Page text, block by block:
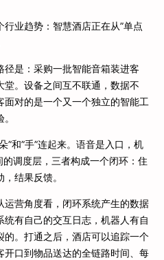
业趋势：智慧酒店正在从”单点
是：采购一批智能音箱装进客
堂。设备之间互不联通，数据不
对的是一个又一个独立的智能工
”和”手”连起来。语音是入口，机
调度层，三者构成一个闭环：住
结果反馈。
营角度看，闭环系统产生的数据
有自己的交互日志，机器人有自
。打通之后，酒店可以追踪一个
口到物品送达的全链路时间、每